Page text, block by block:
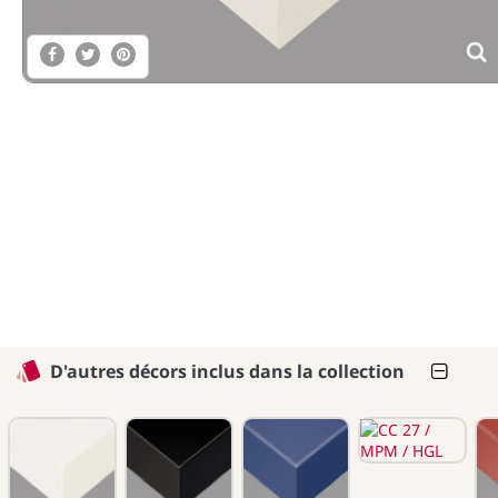
D'autres décors inclus dans la collection